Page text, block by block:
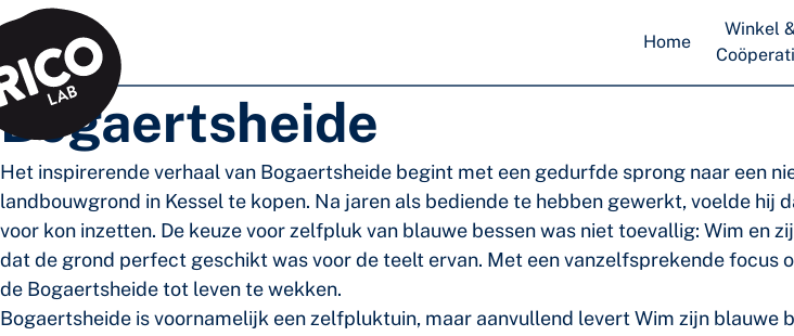
Skip to main content
Home
Winkel
Bogaertsheide
Het inspirerende verhaal van Bogaertsheide begint met een gedurfde sprong naar een
landbouwgrond in Kessel te kopen. Na jaren als bediende te hebben gewerkt, voelde
voor kon inzetten. De keuze voor zelfpluk van blauwe bessen was niet toevallig: Wim en
dat de grond perfect geschikt was voor de teelt ervan. Met een vanzelfsprekende focus
de Bogaertsheide tot leven te wekken.
Bogaertsheide is voornamelijk een zelfpluktuin, maar aanvullend levert Wim zijn blauwe